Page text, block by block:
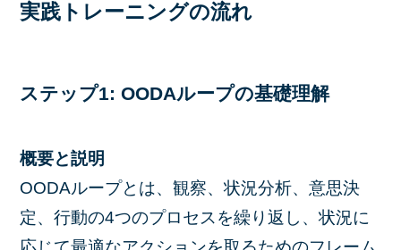
実践トレーニングの流れ
ステップ1: OODAループの基礎理解
概要と説明
OODAループとは、観察、状況分析、意思決
定、行動の4つのプロセスを繰り返し、状況に